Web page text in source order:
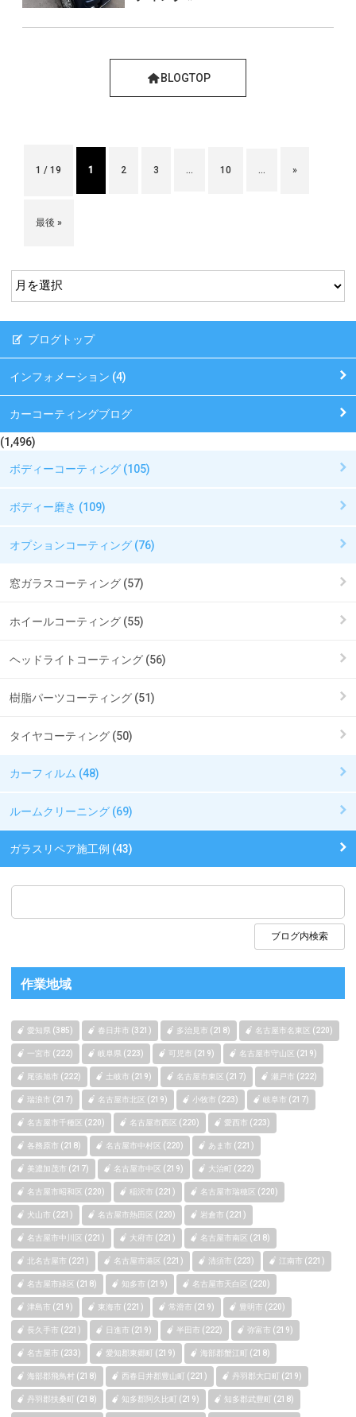
BLOGTOP
1 / 19 1 2 3 ... 10 ... »
最後 »
ブログトップ
インフォメーション (4)
カーコーティングブログ
(1,496)
ボディーコーティング (105)
ボディー磨き (109)
オプションコーティング (76)
窓ガラスコーティング (57)
ホイールコーティング (55)
ヘッドライトコーティング (56)
樹脂パーツコーティング (51)
タイヤコーティング (50)
カーフィルム (48)
ルームクリーニング (69)
ガラスリペア施工例 (43)
作業地域
愛知県 (385) 春日井市 (321) 多治見市 (218) 名古屋市名東区 (220)
一宮市 (222) 岐阜県 (223) 可児市 (219) 名古屋市守山区 (219)
尾張旭市 (222) 土岐市 (219) 名古屋市東区 (217) 瀬戸市 (222)
瑞浪市 (217) 名古屋市北区 (219) 小牧市 (223) 岐阜市 (217)
名古屋市千種区 (220) 名古屋市西区 (220) 愛西市 (223)
各務原市 (218) 名古屋市中村区 (220) あま市 (221)
美濃加茂市 (217) 名古屋市中区 (219) 大治町 (222)
名古屋市昭和区 (220) 稲沢市 (221) 名古屋市瑞穂区 (220)
犬山市 (221) 名古屋市熱田区 (220) 岩倉市 (221)
名古屋市中川区 (221) 大府市 (221) 名古屋市南区 (218)
北名古屋市 (221) 名古屋市港区 (221) 清須市 (223) 江南市 (221)
名古屋市緑区 (218) 知多市 (219) 名古屋市天白区 (220)
津島市 (219) 東海市 (221) 常滑市 (219) 豊明市 (220)
長久手市 (221) 日進市 (219) 半田市 (222) 弥富市 (219)
名古屋市 (233) 愛知郡東郷町 (219) 海部郡蟹江町 (218)
海部郡飛鳥村 (218) 西春日井郡豊山町 (221) 丹羽郡大口町 (219)
丹羽郡扶桑町 (218) 知多郡阿久比町 (219) 知多郡武豊町 (218)